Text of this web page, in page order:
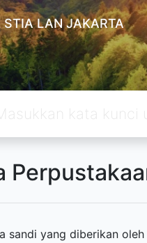
STIA LAN JAKARTA
sandi yang diberikan